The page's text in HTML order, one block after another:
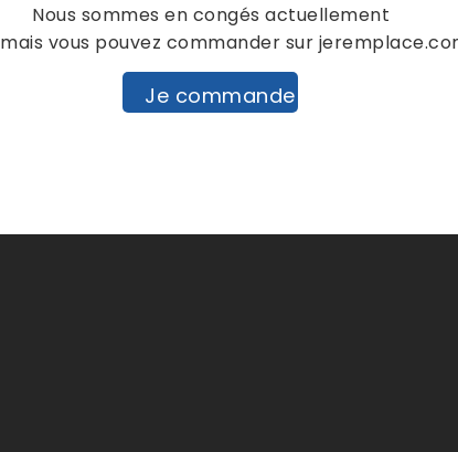
Nous sommes en congés actuellement
mais vous pouvez commander sur
Je commande